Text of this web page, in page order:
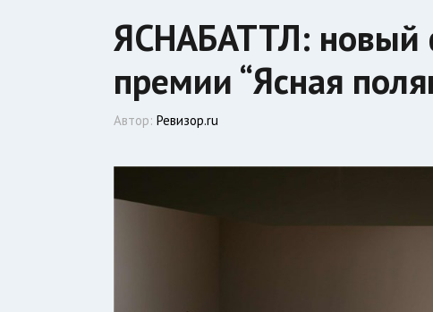
ЯСНАБАТТЛ: новый
премии “Ясная
Автор:Ревизор.ru